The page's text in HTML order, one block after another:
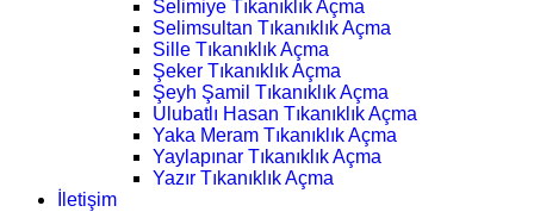
Selimiye Tıkanıklık Açma
Selimsultan Tıkanıklık Açma
Sille Tıkanıklık Açma
Şeker Tıkanıklık Açma
Şeyh Şamil Tıkanıklık Açma
Ulubatlı Hasan Tıkanıklık Açma
Yaka Meram Tıkanıklık Açma
Yaylapınar Tıkanıklık Açma
Yazır Tıkanıklık Açma
İletişim